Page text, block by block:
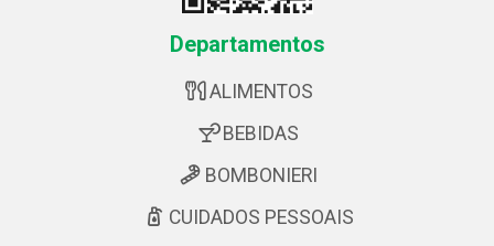
Departamentos
ALIMENTOS
BEBIDAS
BOMBONIERI
CUIDADOS PESSOAIS